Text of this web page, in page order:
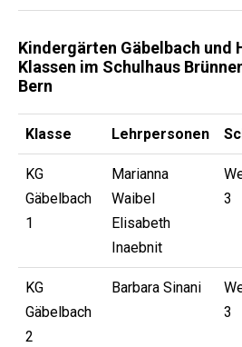
Kindergärten Gäbelbach und
Klassen im Schulhaus
Bern
Klasse Lehrpersonen
KG
Gäbelbach
1
Marianna
Waibel
Elisabeth
Inaebnit
3
KG
Gäbelbach
2
Barbara Sinani
3